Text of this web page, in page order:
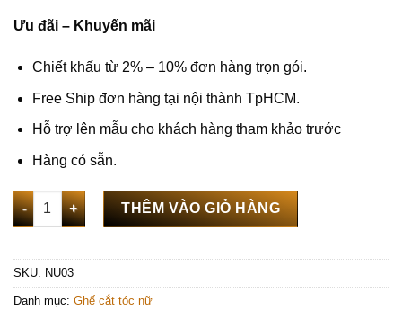
Ưu đãi – Khuyến mãi
Chiết khấu từ 2% – 10% đơn hàng trọn gói.
Free Ship đơn hàng tại nội thành TpHCM.
Hỗ trợ lên mẫu cho khách hàng tham khảo trước
Hàng có sẵn.
Ghế cắt tóc nữ cao cấp màu vàng - NU03 số lượng
THÊM VÀO GIỎ HÀNG
SKU: NU03
Danh mục: Ghế cắt tóc nữ